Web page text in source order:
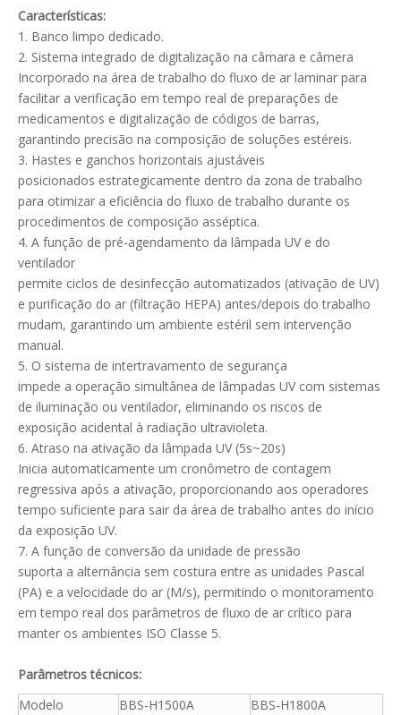
Características:
1. Banco limpo dedicado.
2. Sistema integrado de digitalização na câmara e câmera
Incorporado na área de trabalho do fluxo de ar laminar para
facilitar a verificação em tempo real de preparações de
medicamentos e digitalização de códigos de barras,
garantindo precisão na composição de soluções estéreis.
3. Hastes e ganchos horizontais ajustáveis
​​posicionados estrategicamente dentro da zona de trabalho
para otimizar a eficiência do fluxo de trabalho durante os
procedimentos de composição asséptica.
4. A função de pré-agendamento da lâmpada UV e do
ventilador
permite ciclos de desinfecção automatizados (ativação de UV)
e purificação do ar (filtração HEPA) antes/depois do trabalho
mudam, garantindo um ambiente estéril sem intervenção
manual.
5. O sistema de intertravamento de segurança
impede a operação simultânea de lâmpadas UV com sistemas
de iluminação ou ventilador, eliminando os riscos de
exposição acidental à radiação ultravioleta.
6. Atraso na ativação da lâmpada UV (5s~20s)
Inicia automaticamente um cronômetro de contagem
regressiva após a ativação, proporcionando aos operadores
tempo suficiente para sair da área de trabalho antes do início
da exposição UV.
7. A função de conversão da unidade de pressão
suporta a alternância sem costura entre as unidades Pascal
(PA) e a velocidade do ar (M/s), permitindo o monitoramento
em tempo real dos parâmetros de fluxo de ar crítico para
manter os ambientes ISO Classe 5.
Parâmetros técnicos:
Modelo
BBS-H1500A BBS-H1800A